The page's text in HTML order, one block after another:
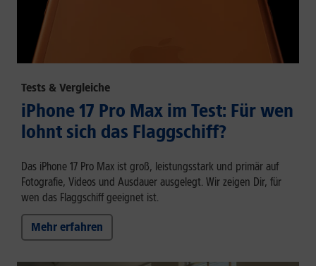
Tests & Vergleiche
iPhone 17 Pro Max im Test: Für wen
lohnt sich das Flaggschiff?
Das iPhone 17 Pro Max ist groß, leistungsstark und primär auf
Fotografie, Videos und Ausdauer ausgelegt. Wir zeigen Dir, für
wen das Flaggschiff geeignet ist.
Mehr erfahren